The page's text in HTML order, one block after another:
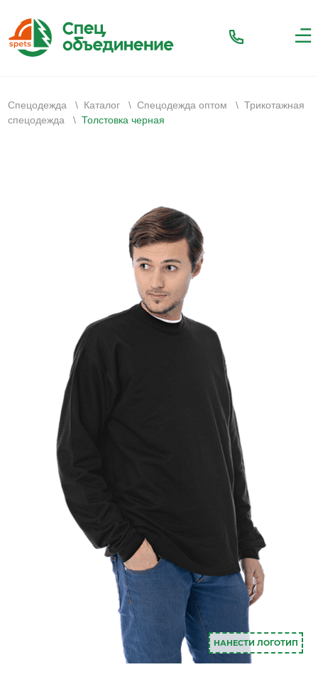
Спецодежда \ Каталог \ Спецодежда оптом \ Трикотажная
спецодежда
\ Толстовка черная
НАНЕСТИ ЛОГОТИП